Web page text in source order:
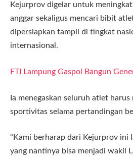
Kejurprov digelar untuk
anggar sekaligus mencari bibit
dipersiapkan tampil di tingkat
internasional.
FTI Lampung Gaspol Bangun
Ia menegaskan seluruh atlet
sportivitas selama pertandingan
“Kami berharap dari Kejurprov
yang nantinya bisa menjadi wakil